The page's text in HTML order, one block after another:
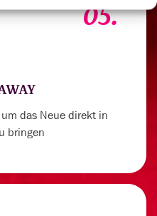
05.
das Neue direkt in
bringen